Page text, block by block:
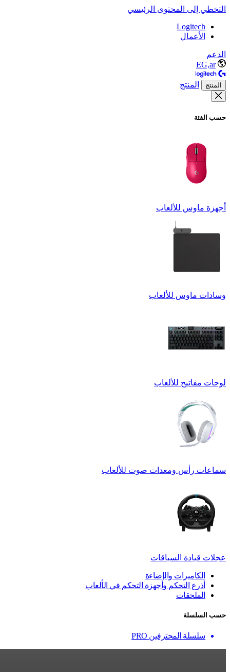
التخطي إلى المحتوى الرئيسي
Logitech
الأعمال
الدعم
EG,ar
المنتج المنتج
حسب الفئة
أجهزة ماوس للألعاب
وسادات ماوس للألعاب
لوحات مفاتيح للألعاب
سماعات رأس ومعدات صوت للألعاب
عجلات قيادة السباقات
الكاميرات والإضاءة
أذرع التحكم وأجهزة التحكم في الألعاب
الملحقات
حسب السلسلة
سلسلة المحترفين PRO